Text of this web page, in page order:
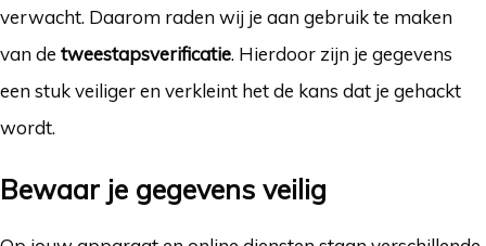
verwacht. Daarom raden wij je aan gebruik te maken
van de tweestapsverificatie. Hierdoor zijn je gegevens
een stuk veiliger en verkleint het de kans dat je gehackt
wordt.
Bewaar je gegevens veilig